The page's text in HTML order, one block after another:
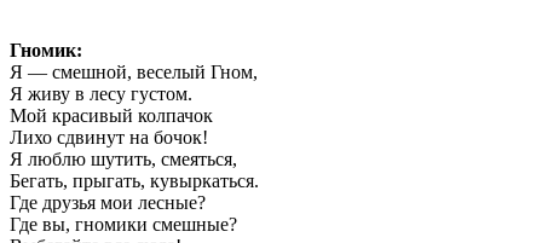
Гномик:
Я — смешной, веселый Гном,
Я живу в лесу густом.
Мой красивый колпачок
Лихо сдвинут на бочок!
Я люблю шутить, смеяться,
Бегать, прыгать, кувыркаться.
Где друзья мои лесные?
Где вы, гномики смешные?